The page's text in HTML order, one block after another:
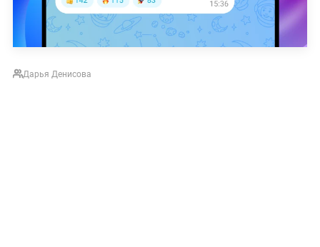
Дарья Денисова